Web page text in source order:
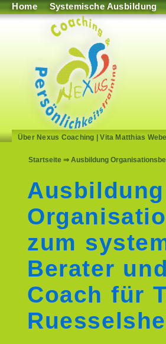
Home Systemische Ausbildung
Über Nexus Coaching |Vita Matthias
Startseite ⇒ Ausbildung
Ausbildung
zum
Berater
Coach für